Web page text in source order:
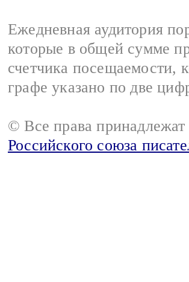
Ежедневная аудитория
которые в общей сумме
счетчика посещаемости,
графе указано по две
© Все права
Российского союза